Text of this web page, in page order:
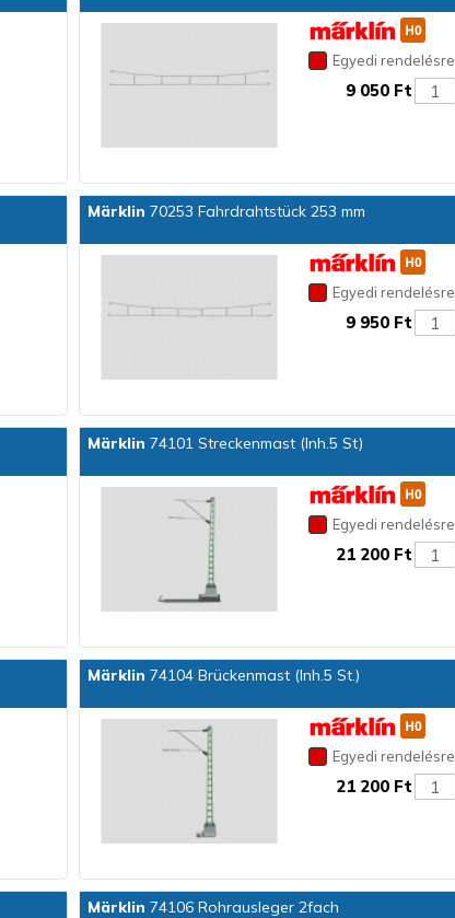
Egyedi rendelésre
9 050 Ft
Märklin 70253 Fahrdrahtstück 253 mm
Egyedi rendelésre
9 950 Ft
Märklin 74101 Streckenmast (Inh.5 St)
Egyedi rendelésre
21 200 Ft
Märklin 74104 Brückenmast (Inh.5 St.)
Egyedi rendelésre
21 200 Ft
Märklin 74106 Rohrausleger 2fach